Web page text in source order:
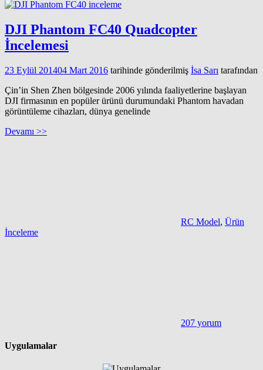
DJI Phantom FC40 Quadcopter
İncelemesi
23 Eylül 201404 Mart 2016 tarihinde gönderilmiş İsa Sarı tarafından
Çin’in Shen Zhen bölgesinde 2006 yılında faaliyetlerine başlayan
DJI firmasının en popüler ürünü durumundaki Phantom havadan
görüntüleme cihazları, dünya genelinde
Devamı >>
RC Model, Ürün
İnceleme
207 yorum
Uygulamalar